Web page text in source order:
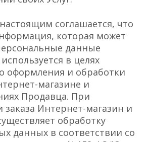
соглашается, что
которая может
данные
в целях
оформления и обработки
магазине и
Продавца. При
Интернет-магазин и
обработку
данных в соответствии со